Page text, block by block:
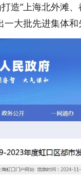
造“上海北外滩
大批先进集体和